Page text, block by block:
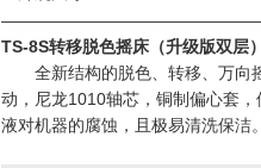
TS-8S转移脱色摇床（升级版双层
全新结构的脱色、转移、万向摇
动，尼龙1010轴芯，铜制偏心套
液对机器的腐蚀，且极易清洗保洁